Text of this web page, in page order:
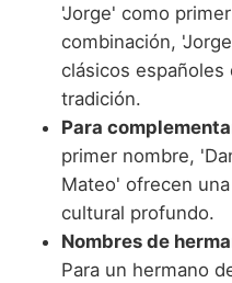
'Jorge' como
combinación,
clásicos
tradición.
Para
primer nombre,
Mateo' ofrecen
cultural profundo.
Nombres de
Para un hermano